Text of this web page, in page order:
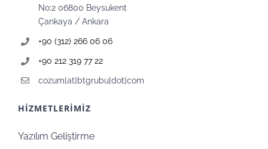
No:2 06800 Beysukent
Çankaya / Ankara
+90 (312) 266 06 06
+90 212 319 77 22
cozum[at]btgrubu[dot]com
HİZMETLERİMİZ
Yazılım Geliştirme